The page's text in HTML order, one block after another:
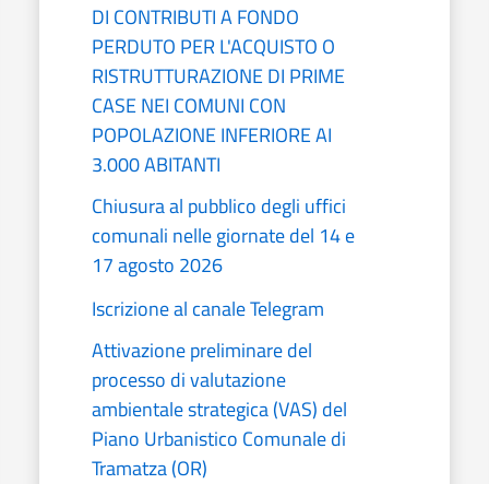
DI CONTRIBUTI A FONDO
PERDUTO PER L'ACQUISTO O
RISTRUTTURAZIONE DI PRIME
CASE NEI COMUNI CON
POPOLAZIONE INFERIORE AI
3.000 ABITANTI
Chiusura al pubblico degli uffici
comunali nelle giornate del 14 e
17 agosto 2026
Iscrizione al canale Telegram
Attivazione preliminare del
processo di valutazione
ambientale strategica (VAS) del
Piano Urbanistico Comunale di
Tramatza (OR)